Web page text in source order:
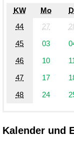
KW Mo
44
27
45
03
46
10
47
17
48
24
Kalender und